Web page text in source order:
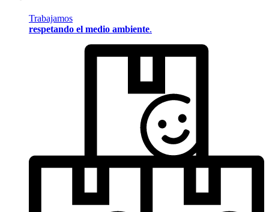
Trabajamos
respetando el medio ambiente.